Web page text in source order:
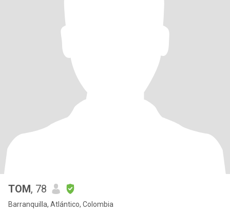
TOM, 78
Barranquilla, Atlántico, Colombia